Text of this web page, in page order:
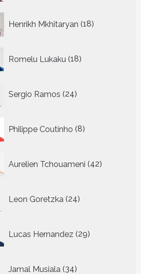
Henrikh Mkhitaryan 18
producten
Romelu Lukaku 18
producten
Sergio Ramos 24
producten
Philippe Coutinho 8
producten
Aurelien Tchouameni 42
producten
Leon Goretzka 24
producten
Lucas Hernandez 29
producten
Jamal Musiala 34